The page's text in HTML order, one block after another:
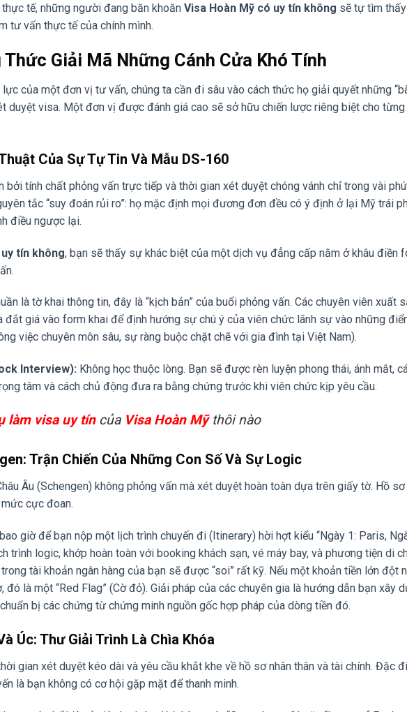
tế, những người đang băn khoăn Visa Hoàn Mỹ có uy tín không sẽ tự tìm
tư vấn thực tế của chính mình.
Giải Mã Những Cánh Cửa Khó Tính
của một đơn vị tư vấn, chúng ta cần đi sâu vào cách thức họ giải quyết những
duyệt visa. Một đơn vị được đánh giá cao sẽ sở hữu chiến lược riêng biệt cho
Của Sự Tự Tin Và Mẫu DS-160
bởi tính chất phỏng vấn trực tiếp và thời gian xét duyệt chóng vánh chỉ trong vài
tắc “suy đoán rủi ro”: họ mặc định mọi đương đơn đều có ý định ở lại Mỹ trái
điều ngược lại.
tín không, bạn sẽ thấy sự khác biệt của một dịch vụ đẳng cấp nằm ở khâu điền
là tờ khai thông tin, đây là “kịch bản” của buổi phỏng vấn. Các chuyên viên xuất
đắt giá vào form khai để định hướng sự chú ý của viên chức lãnh sự vào những
việc chuyên môn sâu, sự ràng buộc chặt chẽ với gia đình tại Việt Nam).
Interview): Không học thuộc lòng. Bạn sẽ được rèn luyện phong thái, ánh mắt,
tâm và cách chủ động đưa ra bằng chứng trước khi viên chức kịp yêu cầu.
làm visa uy tíncủa Visa Hoàn Mỹthôi nào
Trận Chiến Của Những Con Số Và Sự Logic
Âu (Schengen) không phỏng vấn mà xét duyệt hoàn toàn dựa trên giấy tờ. Hồ sơ
cực đoan.
giờ để bạn nộp một lịch trình chuyến đi (Itinerary) hời hợt kiểu “Ngày 1: Paris,
trình logic, khớp hoàn toàn với booking khách sạn, vé máy bay, và phương tiện di
tài khoản ngân hàng của bạn sẽ được “soi” rất kỹ. Nếu một khoản tiền lớn đột
là một “Red Flag” (Cờ đỏ). Giải pháp của các chuyên gia là hướng dẫn bạn xây
bị các chứng từ chứng minh nguồn gốc hợp pháp của dòng tiền đó.
Úc: Thư Giải Trình Là Chìa Khóa
gian xét duyệt kéo dài và yêu cầu khắt khe về hồ sơ nhân thân và tài chính. Đặc
là bạn không có cơ hội gặp mặt để thanh minh.